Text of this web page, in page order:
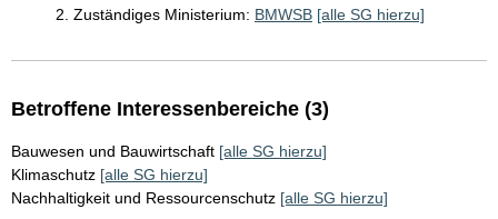
2. Zuständiges Ministerium: BMWSB [alle SG hierzu]
Betroffene Interessenbereiche (3)
Bauwesen und Bauwirtschaft [alle SG hierzu]
Klimaschutz [alle SG hierzu]
Nachhaltigkeit und Ressourcenschutz [alle SG hierzu]